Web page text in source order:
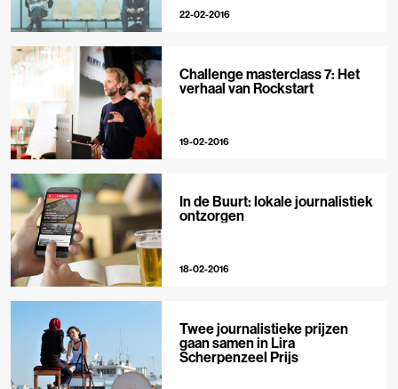
22-02-2016
Challenge masterclass 7: Het
verhaal van Rockstart
19-02-2016
In de Buurt: lokale journalistiek
ontzorgen
18-02-2016
Twee journalistieke prijzen
gaan samen in Lira
Scherpenzeel Prijs